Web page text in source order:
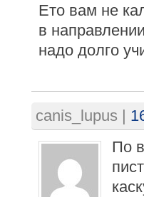
Ето вам не
в
надо долго
canis_lupus |
По